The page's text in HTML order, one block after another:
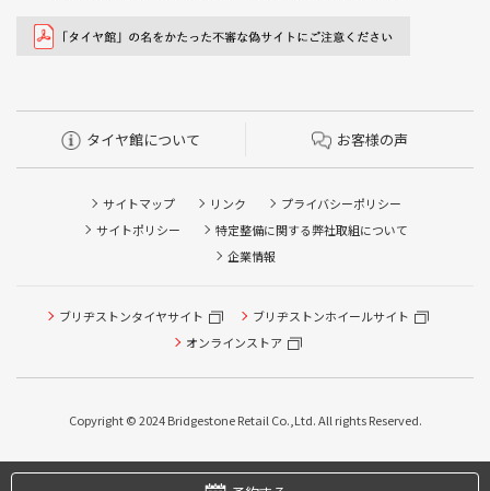
タイヤ館について お客様の声
サイトマップ リンク
プライバシーポリシー
サイトポリシー
特定整備に関する弊社取組について
企業情報
ブリヂストンタイヤサイト
ブリヂストンホイールサイト
オンラインストア
Copyright © 2024 Bridgestone Retail Co.,Ltd. All rights Reserved.
ピット作業の予約